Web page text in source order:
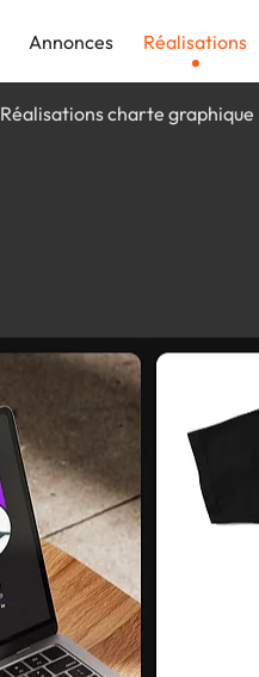
Annonces Réalisations
Réalisations charte graphique